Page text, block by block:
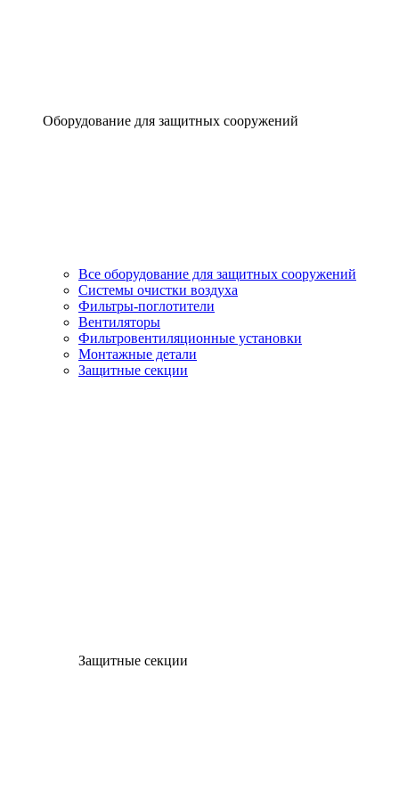
Оборудование для защитных сооружений
Все оборудование для защитных сооружений
Системы очистки воздуха
Фильтры-поглотители
Вентиляторы
Фильтровентиляционные установки
Монтажные детали
Защитные секции
Защитные секции